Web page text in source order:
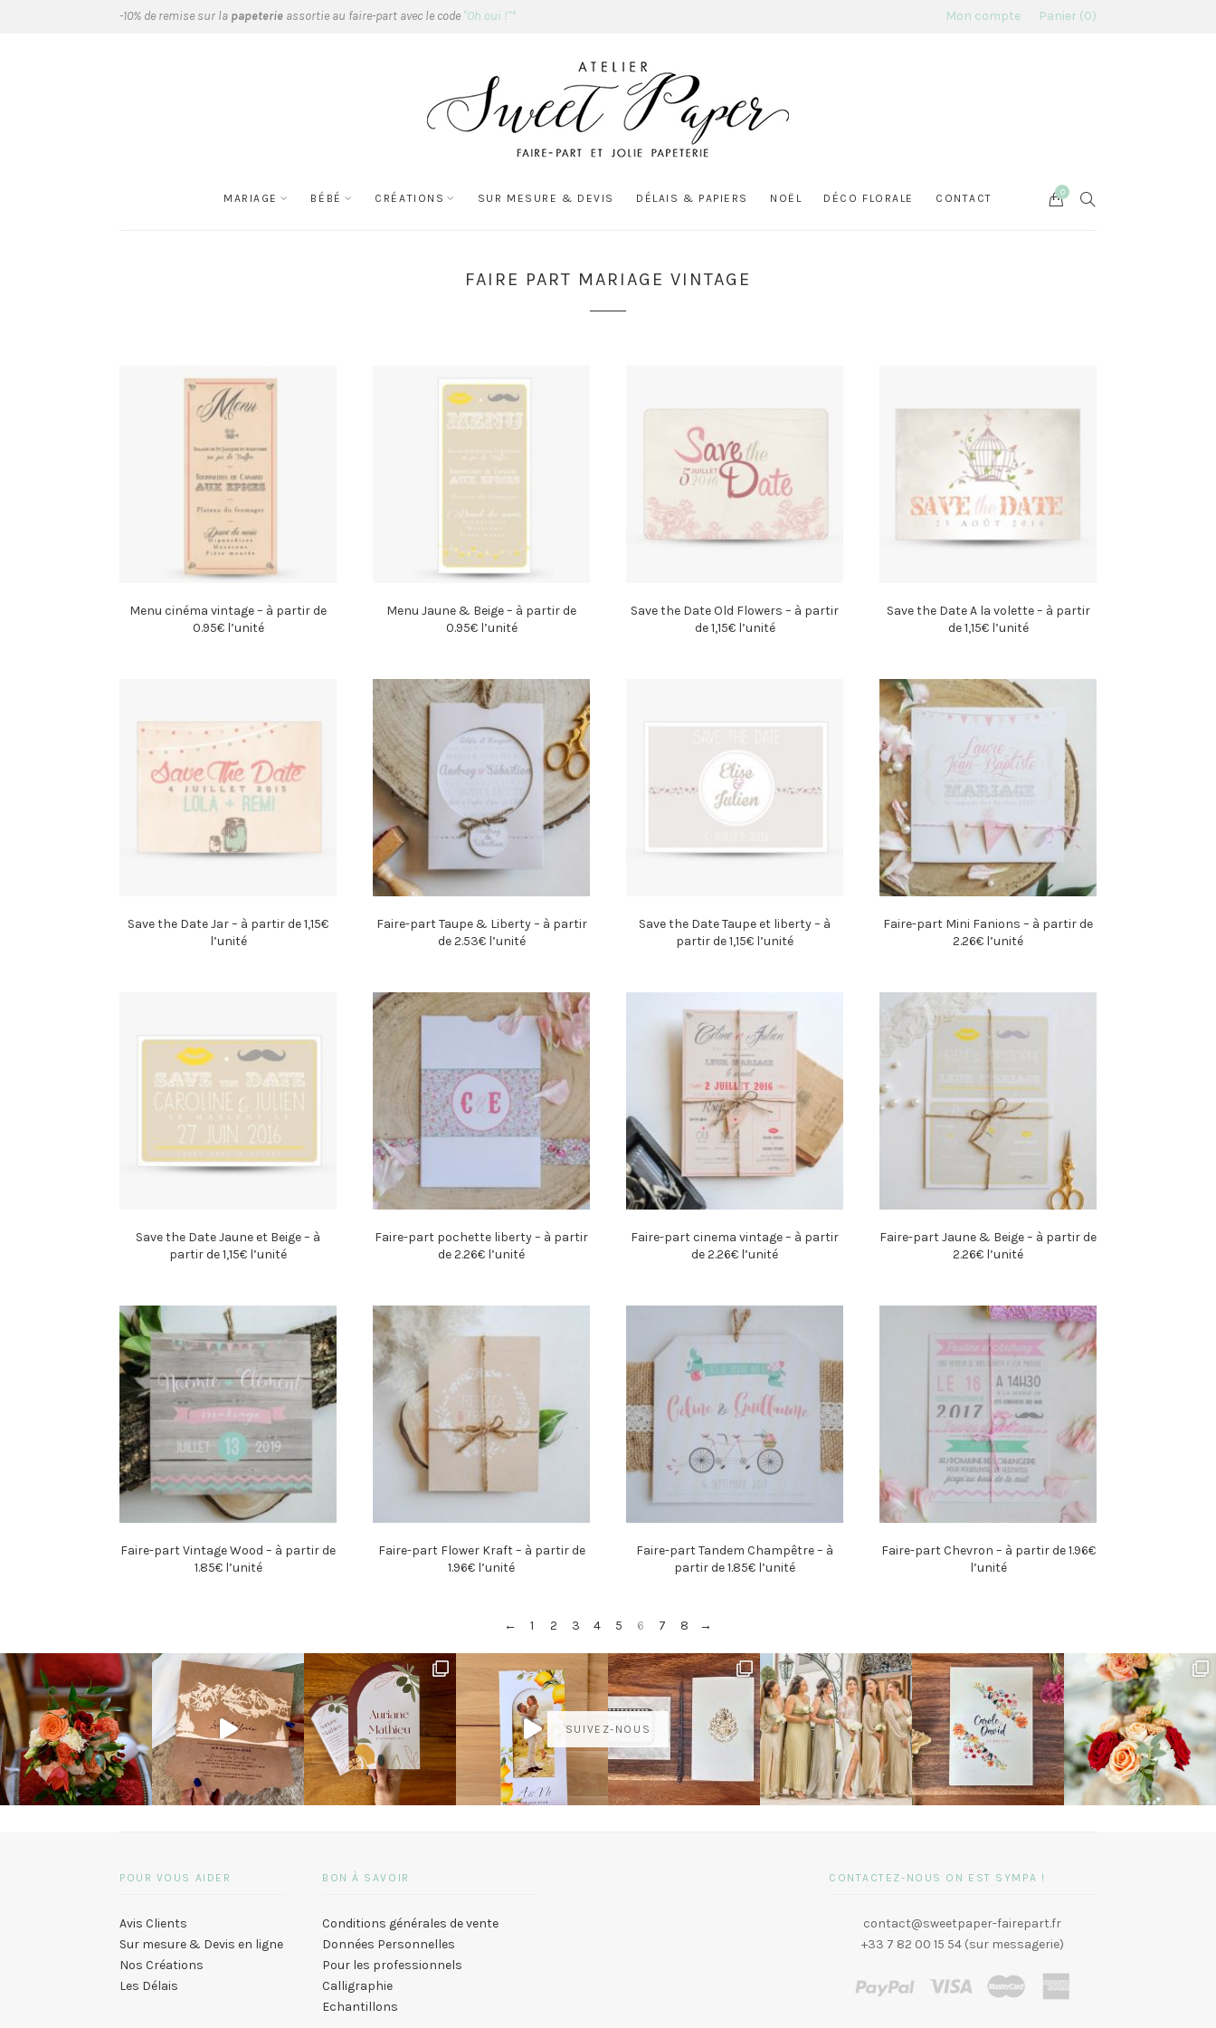
-10% de remise sur la papeterie assortie au faire-part avec le code "Oh oui !"* Mon compte Panier 0
MARIAGE BÉBÉ CRÉATIONS SUR MESURE & DEVIS DÉLAIS & PAPIERS NOËL DÉCO FLORALE CONTACT SEARCH
Cart
0
FAIRE PART MARIAGE VINTAGE
Menu cinéma vintage – à partir de
0.95€ l’unité
Menu Jaune & Beige – à partir de
0.95€ l’unité
Save the Date Old Flowers – à partir
de 1,15€ l’unité
Save the Date A la volette – à partir
de 1,15€ l’unité
Save the Date Jar – à partir de 1,15€
l’unité
Faire-part Taupe & Liberty – à partir
de 2.53€ l’unité
Save the Date Taupe et liberty – à
partir de 1,15€ l’unité
Faire-part Mini Fanions – à partir de
2.26€ l’unité
Save the Date Jaune et Beige – à
partir de 1,15€ l’unité
Faire-part pochette liberty – à partir
de 2.26€ l’unité
Faire-part cinema vintage – à partir
de 2.26€ l’unité
Faire-part Jaune & Beige – à partir de
2.26€ l’unité
Faire-part Vintage Wood – à partir de
1.85€ l’unité
Faire-part Flower Kraft – à partir de
1.96€ l’unité
Faire-part Tandem Champêtre – à
partir de 1.85€ l’unité
Faire-part Chevron – à partir de 1.96€
l’unité
← 1 2 3 4 5 6 7 8 →
SUIVEZ-NOUS
POUR VOUS AIDER
Avis Clients
Sur mesure & Devis en ligne
Nos Créations
Les Délais
BON À SAVOIR
Conditions générales de vente
Données Personnelles
Pour les professionnels
Calligraphie
Echantillons
CONTACTEZ-NOUS ON EST SYMPA !
contact@sweetpaper-fairepart.fr
+33 7 82 00 15 54 (sur messagerie)